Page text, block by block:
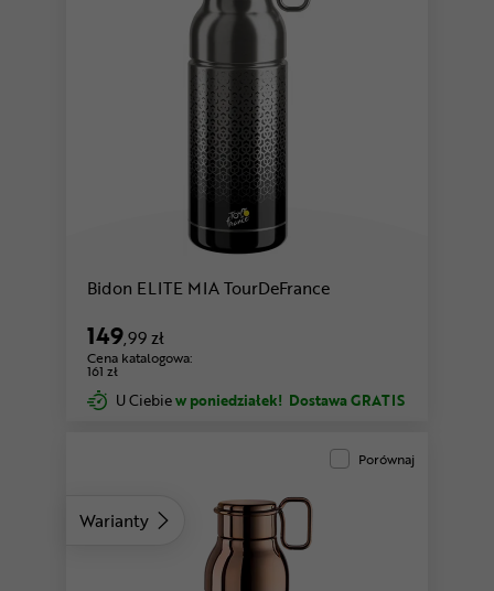
Bidon ELITE MIA TourDeFrance
149,99 zł
Cena katalogowa:
161 zł
U Ciebiew poniedziałek! Dostawa GRATIS
Warianty
Porównaj